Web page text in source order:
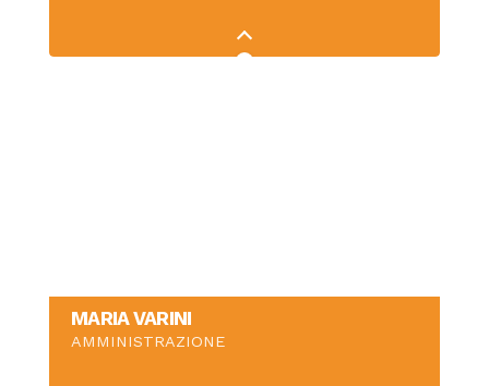
MARIA VARINI
AMMINISTRAZIONE